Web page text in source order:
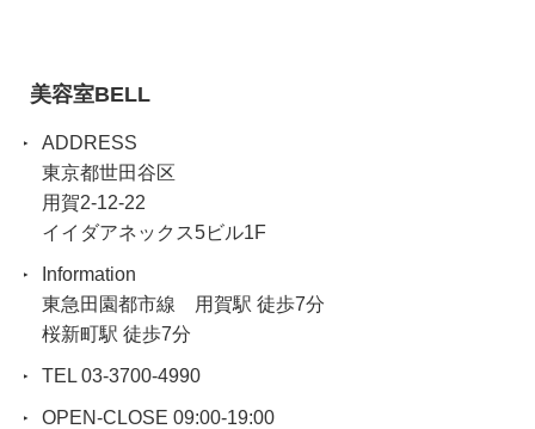
美容室BELL
ADDRESS
東京都世田谷区
用賀2-12-22
イイダアネックス5ビル1F
Information
東急田園都市線 用賀駅 徒歩7分
桜新町駅 徒歩7分
TEL 03-3700-4990
OPEN-CLOSE 09:00-19:00